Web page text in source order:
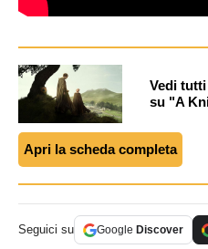
Vedi
su "A
Apri la scheda completa
Seguici su Google Discover